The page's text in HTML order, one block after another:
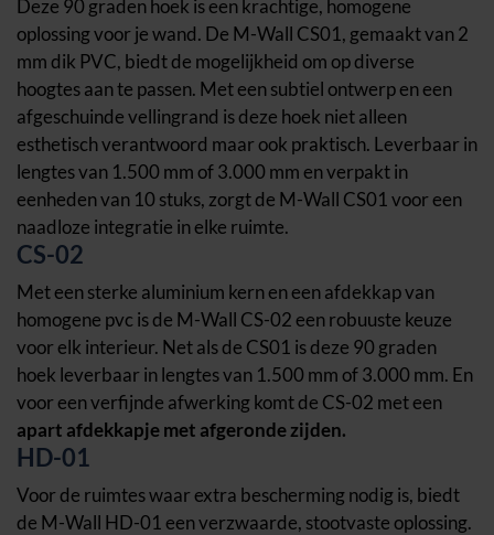
Deze 90 graden hoek is een krachtige, homogene
oplossing voor je wand. De M-Wall CS01, gemaakt van 2
mm dik PVC, biedt de mogelijkheid om op diverse
hoogtes aan te passen. Met een subtiel ontwerp en een
afgeschuinde vellingrand is deze hoek niet alleen
esthetisch verantwoord maar ook praktisch. Leverbaar in
lengtes van 1.500 mm of 3.000 mm en verpakt in
eenheden van 10 stuks, zorgt de M-Wall CS01 voor een
naadloze integratie in elke ruimte.
CS-02
Met een sterke aluminium kern en een afdekkap van
homogene pvc is de M-Wall CS-02 een robuuste keuze
voor elk interieur. Net als de CS01 is deze 90 graden
hoek leverbaar in lengtes van 1.500 mm of 3.000 mm. En
voor een verfijnde afwerking komt de CS-02 met een
apart afdekkapje met afgeronde zijden.
HD-01
Voor de ruimtes waar extra bescherming nodig is, biedt
de M-Wall HD-01 een verzwaarde, stootvaste oplossing.